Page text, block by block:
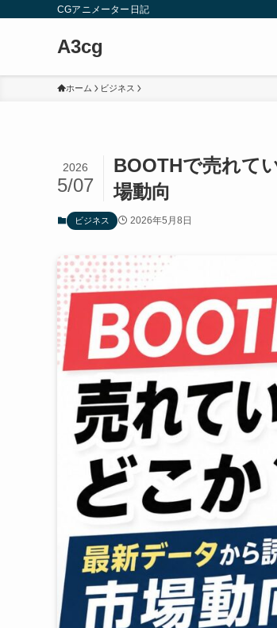
CGアニメーター日記
A3cg
ホーム ビジネス
BOOTHで売れて
場動向
2026
5/07
ビジネス 2026年5月8日